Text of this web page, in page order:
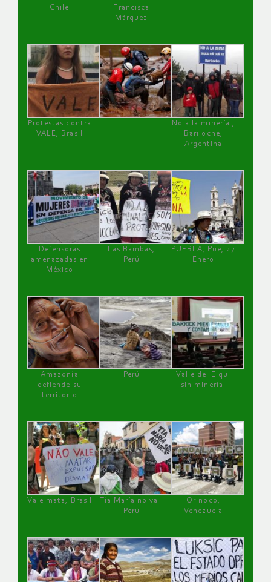
Chile
Francisca
Márquez
Protestas contra
VALE, Brasil
No a la minería ,
Bariloche,
Argentina
Defensoras
amenazadas en
México
Las Bambas,
Perú
PUEBLA, Pue, 27
Enero
Amazonía
defiende su
territorio
Perú
Valle del Elqui
sin minería.
Vale mata, Brasil
Tía María no va !
Perú
Orinoco,
Venezuela